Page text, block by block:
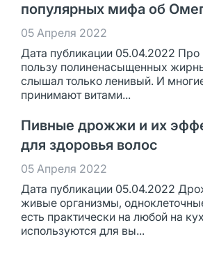
популярных мифа об
05 Апреля 2022
Дата публикации 05.04.2022
пользу полиненасыщенных
слышал только ленивый. И
принимают витами...
Пивные дрожжи и их
для здоровья волос
05 Апреля 2022
Дата публикации 05.04.2022
живые организмы,
есть практически на любой на
используются для вы...